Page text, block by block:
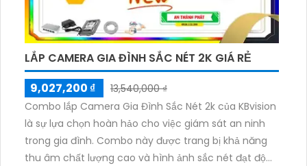
LẮP CAMERA GIA ĐÌNH SẮC NÉT 2K GIÁ RẺ
9,027,200 ₫
13,540,000 ₫
Combo lắp Camera Gia Đình Sắc Nét 2k của KBvision
là sự lựa chọn hoàn hảo cho việc giám sát an ninh
trong gia đình. Combo này được trang bị khả năng
thu âm chất lượng cao và hình ảnh sắc nét đạt độ